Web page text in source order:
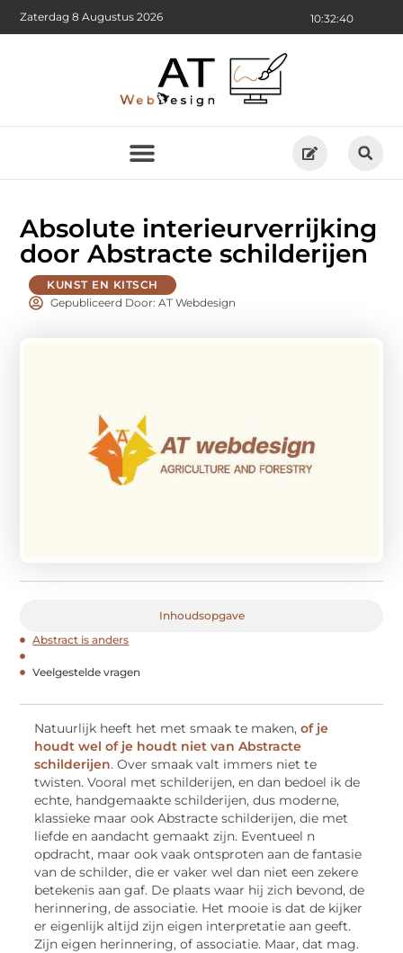
10:32:41
Zaterdag 8 Augustus 2026
Absolute interieurverrijking
door Abstracte schilderijen
KUNST EN KITSCH
Gepubliceerd Door: AT Webdesign
Inhoudsopgave
Abstract is anders
Veelgestelde vragen
Natuurlijk heeft het met smaak te maken,of je
houdt wel of je houdt niet van Abstracte
schilderijen. Over smaak valt immers niet te
twisten. Vooral met schilderijen, en dan bedoel ik de
echte, handgemaakte schilderijen, dus moderne,
klassieke maar ook Abstracte schilderijen, die met
liefde en aandacht gemaakt zijn. Eventueel n
opdracht, maar ook vaak ontsproten aan de fantasie
van de schilder, die er vaker wel dan niet een zekere
betekenis aan gaf. De plaats waar hij zich bevond, de
herinnering, de associatie. Het mooie is dat de kijker
er eigenlijk altijd zijn eigen interpretatie aan geeft.
Zijn eigen herinnering, of associatie. Maar, dat mag.